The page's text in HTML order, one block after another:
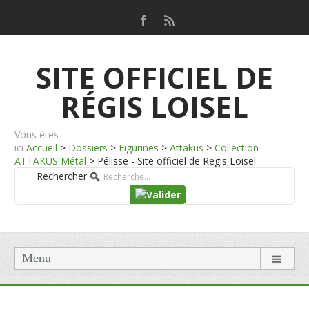
SITE OFFICIEL DE
RÉGIS LOISEL
Vous êtes
ici Accueil > Dossiers > Figurines > Attakus > Collection
ATTAKUS Métal > Pélisse - Site officiel de Regis Loisel
Rechercher
Menu